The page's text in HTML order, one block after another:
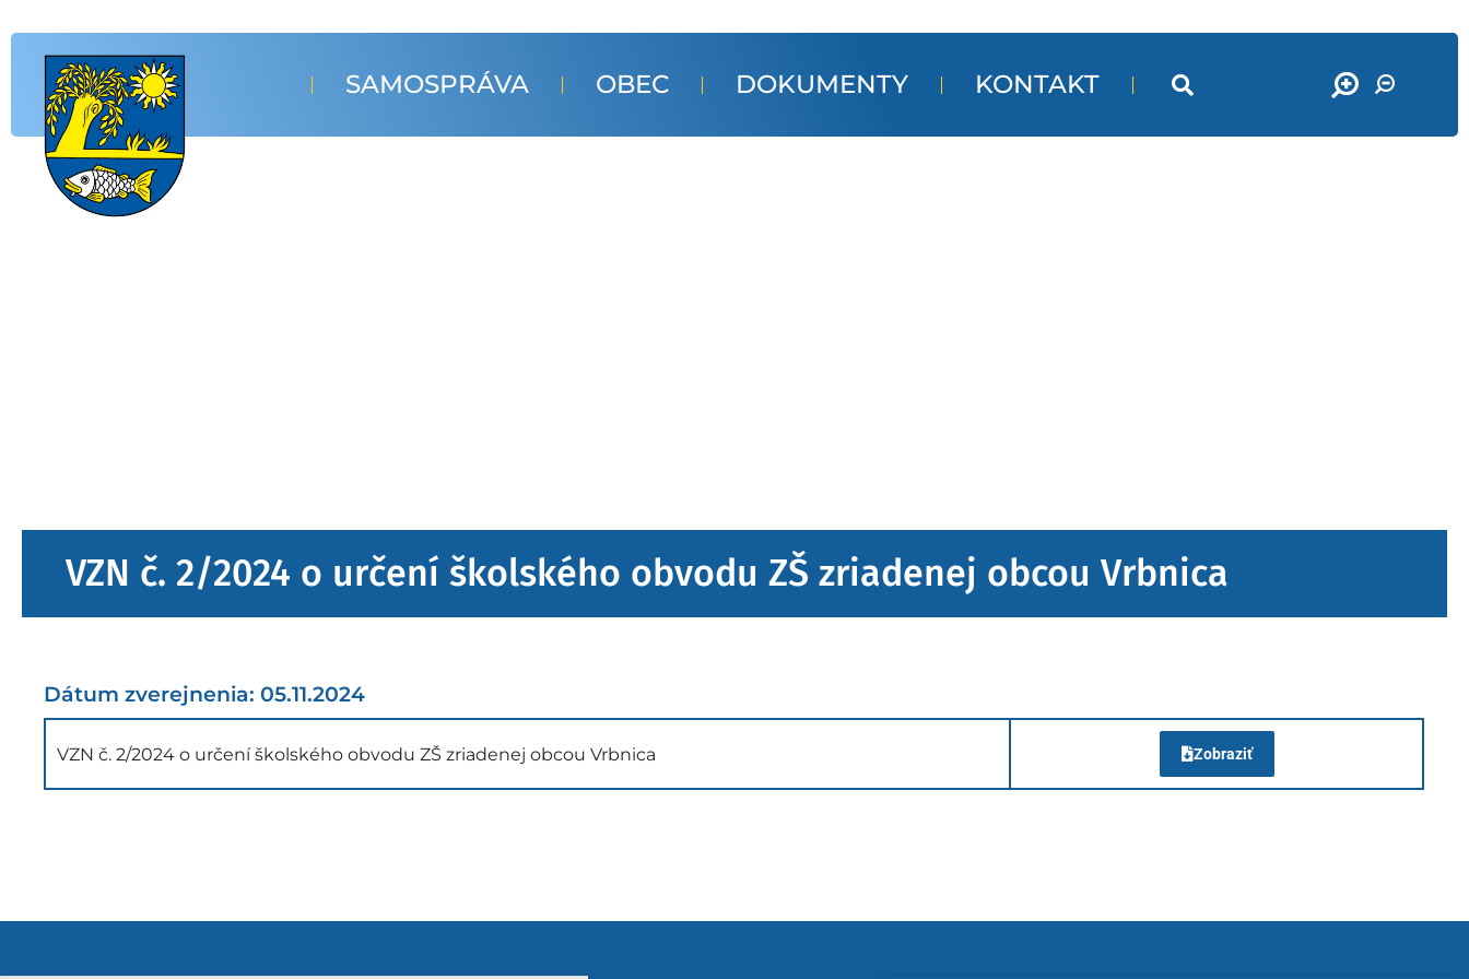
SAMOSPRÁVA OBEC DOKUMENTY KONTAKT
VZN č. 2/2024 o určení školského obvodu ZŠ zriadenej obcou Vrbnica
Dátum zverejnenia: 05.11.2024
VZN č. 2/2024 o určení školského obvodu ZŠ zriadenej obcou Vrbnica Zobraziť